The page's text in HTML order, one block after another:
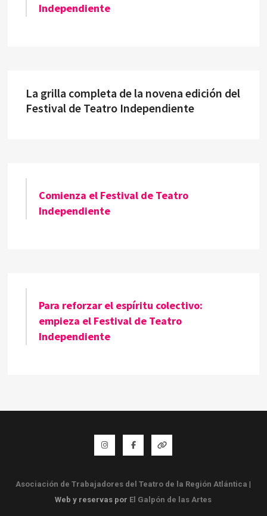
Independiente
La grilla completa de la novena edición del
Festival de Teatro Independiente
Comienza el Festival de Teatro
Independiente
Para reforzar el espíritu colectivo:
empieza el Festival de Teatro
Independiente
InstagramFacebookWhatsapp
Asociación de Trabajadores del Teatro de la Región Atlántica |
Web y reservas por El Galpón de las Artes